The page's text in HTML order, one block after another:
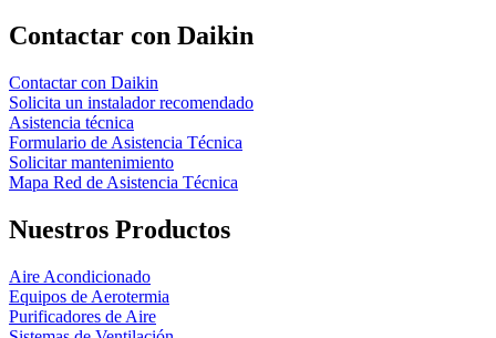
Contactar con Daikin
Contactar con Daikin
Solicita un instalador recomendado
Asistencia técnica
Formulario de Asistencia Técnica
Solicitar mantenimiento
Mapa Red de Asistencia Técnica
Nuestros Productos
Aire Acondicionado
Equipos de Aerotermia
Purificadores de Aire